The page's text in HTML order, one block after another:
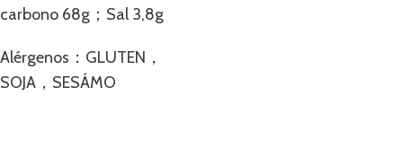
carbono 68g；Sal 3,8g
Alérgenos：GLUTEN，
SOJA，SESÁMO